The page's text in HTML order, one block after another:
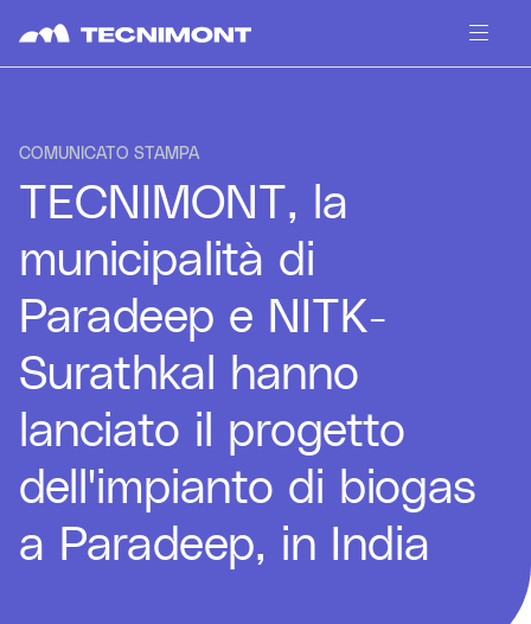
COMUNICATO STAMPA
TECNIMONT, la
municipalità di
Paradeep e NITK-
Surathkal hanno
lanciato il progetto
dell'impianto di biogas
a Paradeep, in India